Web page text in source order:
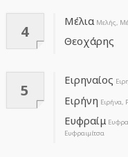
4
Μέλια Μελής,
Θεοχάρης
5
Ειρηναίος
Ειρήνη Ειρήνα,
Ευφραίμ
Ευφραιμίτσα